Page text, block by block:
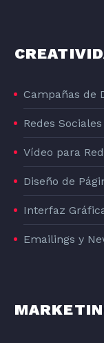
Campañas de
Redes Sociales
Vídeo para
Diseño de
Interfaz
Emailings y